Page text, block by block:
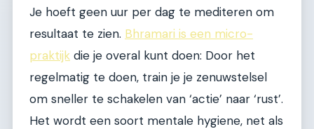
Je hoeft geen uur per dag te mediteren om
resultaat te zien. Bhramari is een micro-
praktijk die je overal kunt doen: Door het
regelmatig te doen, train je je zenuwstelsel
om sneller te schakelen van ‘actie’ naar ‘rust’.
Het wordt een soort mentale hygiene, net als